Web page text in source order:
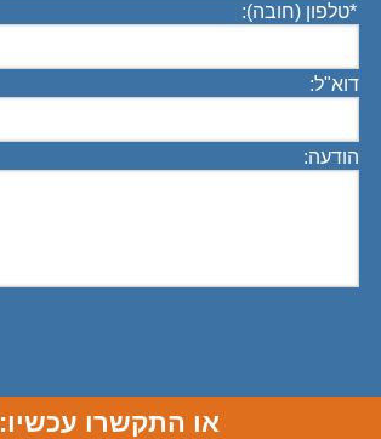
טלפון (חובה):*
דוא"ל:
הודעה:
או התקשרו עכשיו: